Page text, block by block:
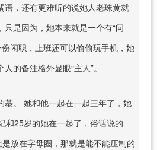
语，还有更难听的说她人老珠黄就
是因为，她本来就是一个有“问
闲职，上班还可以偷偷玩手机，她
的备注格外显眼“主人”。
慕。 她和他一起在一起三年了，她
和25岁的她在一起了，俗话说的
是放在字母圈，那就是能不能压制的